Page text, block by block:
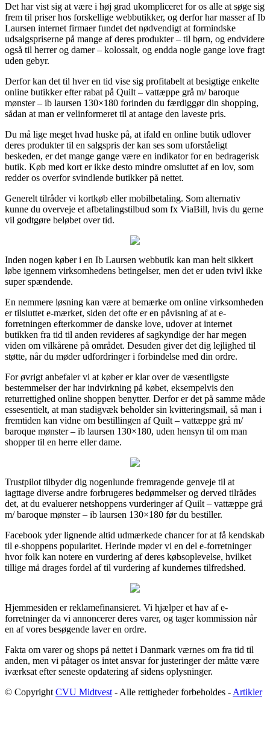
Det har vist sig at være i høj grad ukompliceret for os alle at søge sig
frem til priser hos forskellige webbutikker, og derfor har masser af Ib
Laursen internet firmaer fundet det nødvendigt at formindske
udsalgspriserne på mange af deres produkter – til børn, og endvidere
også til herrer og damer – kolossalt, og endda nogle gange love fragt
uden gebyr.
Derfor kan det til hver en tid vise sig profitabelt at besigtige enkelte
online butikker efter rabat på Quilt – vattæppe grå m/ baroque
mønster – ib laursen 130×180 forinden du færdiggør din shopping,
sådan at man er velinformeret til at antage den laveste pris.
Du må lige meget hvad huske på, at ifald en online butik udlover
deres produkter til en salgspris der kan ses som uforståeligt
beskeden, er det mange gange være en indikator for en bedragerisk
butik. Køb med kort er ikke desto mindre omsluttet af en lov, som
redder os overfor svindlende butikker på nettet.
Generelt tilråder vi kortkøb eller mobilbetaling. Som alternativ
kunne du overveje et afbetalingstilbud som fx ViaBill, hvis du gerne
vil godtgøre beløbet over tid.
Inden nogen køber i en Ib Laursen webbutik kan man helt sikkert
løbe igennem virksomhedens betingelser, men det er uden tvivl ikke
super spændende.
En nemmere løsning kan være at bemærke om online virksomheden
er tilsluttet e-mærket, siden det ofte er en påvisning af at e-
forretningen efterkommer de danske love, udover at internet
butikken fra tid til anden revideres af sagkyndige der har megen
viden om vilkårene på området. Desuden giver det dig lejlighed til
støtte, når du møder udfordringer i forbindelse med din ordre.
For øvrigt anbefaler vi at køber er klar over de væsentligste
bestemmelser der har indvirkning på købet, eksempelvis den
returrettighed online shoppen benytter. Derfor er det på samme måde
essesentielt, at man stadigvæk beholder sin kvitteringsmail, så man i
fremtiden kan vidne om bestillingen af Quilt – vattæppe grå m/
baroque mønster – ib laursen 130×180, uden hensyn til om man
shopper til en herre eller dame.
Trustpilot tilbyder dig nogenlunde fremragende genveje til at
iagttage diverse andre forbrugeres bedømmelser og derved tilrådes
det, at du evaluerer netshoppens vurderinger af Quilt – vattæppe grå
m/ baroque mønster – ib laursen 130×180 før du bestiller.
Facebook yder lignende altid udmærkede chancer for at få kendskab
til e-shoppens popularitet. Herinde møder vi en del e-forretninger
hvor folk kan notere en vurdering af deres købsoplevelse, hvilket
tillige må drages fordel af til vurdering af kundernes tilfredshed.
Hjemmesiden er reklamefinansieret. Vi hjælper et hav af e-
forretninger da vi annoncerer deres varer, og tager kommission når
en af vores besøgende laver en ordre.
Fakta om varer og shops på nettet i Danmark værnes om fra tid til
anden, men vi påtager os intet ansvar for justeringer der måtte være
iværksat efter seneste opdatering af sidens oplysninger.
© Copyright CVU Midtvest - Alle rettigheder forbeholdes - Artikler